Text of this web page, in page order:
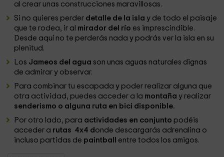
al crear unas construcciones maravillosas.
Si no quieres perder detalle de la isla y de todo el paisaje
que te rodea, ir al mirador del río es imprescindible.
Desde aquí no te perderás nada y podrás ver la isla en su
plenitud.
Los Jameos del agua son unas aguas naturales dignas
de admirar y observar.
Para combinar tu escapada y poder realizar alguna que
otra actividad, puedes acceder a la montaña y realizar
senderismo o alguna ruta en bici disponible.
Por otro lado, para actividades en conjunto podéis
acceder a rutas 4x4 d onde descargarás adrenalina o
incluso partidas de paintball entre todos los amigos.